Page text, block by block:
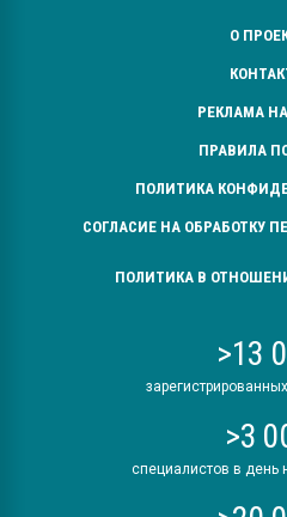
О
РЕКЛАМА
ПРАВИЛА
ПОЛИТИКА
СОГЛАСИЕ НА ОБРАБОТКУ
ПОЛИТИКА В
>13
>3
специалистов в